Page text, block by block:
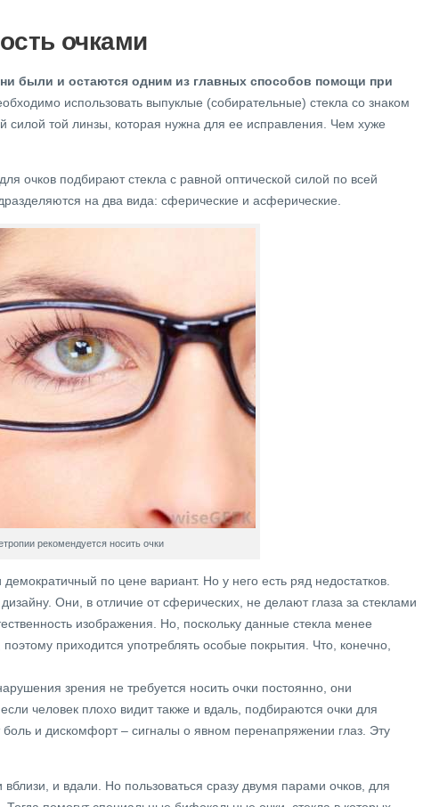
очками
были и остаются одним из главных способов помощи при
использовать выпуклые (собирательные) стекла со знаком
той линзы, которая нужна для ее исправления. Чем хуже
очков подбирают стекла с равной оптической силой по всей
на два вида: сферические и асферические.
рекомендуется носить очки
по цене вариант. Но у него есть ряд недостатков.
Они, в отличие от сферических, не делают глаза за стеклами
изображения. Но, поскольку данные стекла менее
приходится употреблять особые покрытия. Что, конечно,
зрения не требуется носить очки постоянно, они
человек плохо видит также и вдаль, подбираются очки для
и дискомфорт – сигналы о явном перенапряжении глаз. Эту
и вдали. Но пользоваться сразу двумя парами очков, для